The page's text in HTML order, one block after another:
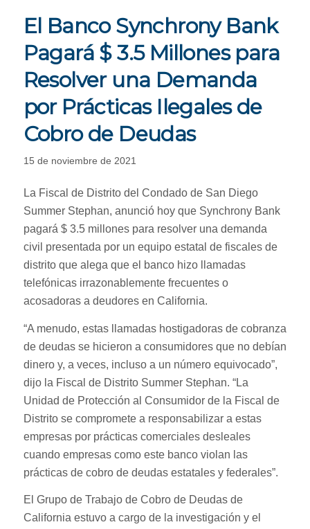
El Banco Synchrony Bank
Pagará $ 3.5 Millones para
Resolver una Demanda
por Prácticas Ilegales de
Cobro de Deudas
15 de noviembre de 2021
La Fiscal de Distrito del Condado de San Diego
Summer Stephan, anunció hoy que Synchrony Bank
pagará $ 3.5 millones para resolver una demanda
civil presentada por un equipo estatal de fiscales de
distrito que alega que el banco hizo llamadas
telefónicas irrazonablemente frecuentes o
acosadoras a deudores en California.
“A menudo, estas llamadas hostigadoras de cobranza
de deudas se hicieron a consumidores que no debían
dinero y, a veces, incluso a un número equivocado”,
dijo la Fiscal de Distrito Summer Stephan. “La
Unidad de Protección al Consumidor de la Fiscal de
Distrito se compromete a responsabilizar a estas
empresas por prácticas comerciales desleales
cuando empresas como este banco violan las
prácticas de cobro de deudas estatales y federales”.
El Grupo de Trabajo de Cobro de Deudas de
California estuvo a cargo de la investigación y el